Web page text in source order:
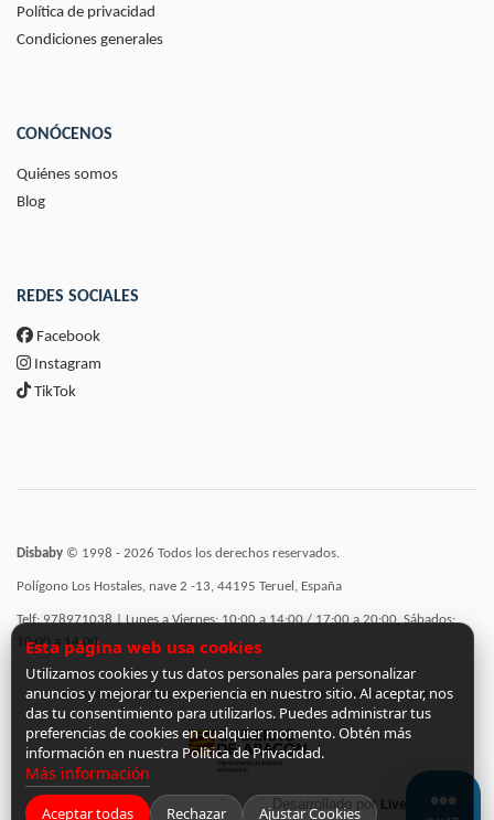
Política de privacidad
Condiciones generales
CONÓCENOS
Quiénes somos
Blog
REDES SOCIALES
Facebook
Instagram
TikTok
Disbaby © 1998 - 2026 Todos los derechos reservados.
Polígono Los Hostales, nave 2 -13, 44195 Teruel, España
Telf: 978971038 | Lunes a Viernes: 10:00 a 14:00 / 17:00 a 20:00, Sábados:
10:00 a 14:00
Incorporación de funcionalidades semánticas a la web subvencionadas por:
Desarrollado por LiveCommerce
Esta página web usa cookies
Utilizamos cookies y tus datos personales para personalizar
anuncios y mejorar tu experiencia en nuestro sitio. Al aceptar, nos
das tu consentimiento para utilizarlos. Puedes administrar tus
preferencias de cookies en cualquier momento. Obtén más
información en nuestra Política de Privacidad.
Más información
Aceptar todas Rechazar Ajustar Cookies